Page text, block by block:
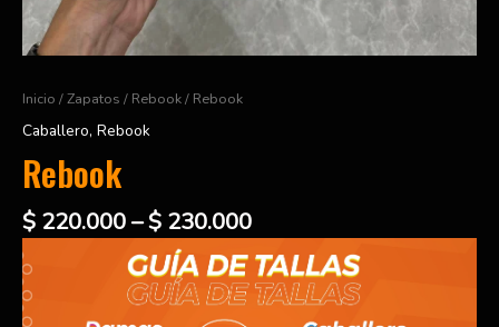
Inicio /Zapatos / Rebook/ Rebook
Caballero, Rebook
Rebook
$ 220.000–$ 230.000